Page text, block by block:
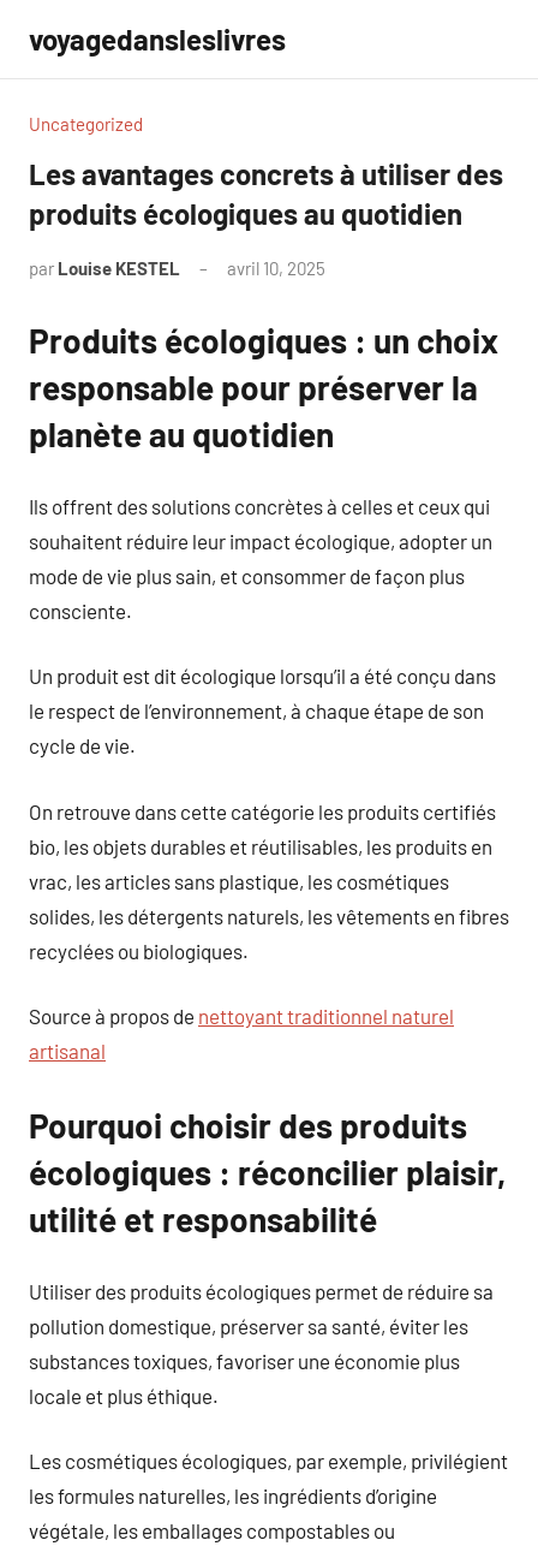
contenu
voyagedansleslivres
Uncategorized
Les avantages concrets à utiliser des
produits écologiques au quotidien
par Louise KESTEL avril 10, 2025
Produits écologiques : un choix
responsable pour préserver la
planète au quotidien
Ils offrent des solutions concrètes à celles et ceux qui
souhaitent réduire leur impact écologique, adopter un
mode de vie plus sain, et consommer de façon plus
consciente.
Un produit est dit écologique lorsqu’il a été conçu dans
le respect de l’environnement, à chaque étape de son
cycle de vie.
On retrouve dans cette catégorie les produits certifiés
bio, les objets durables et réutilisables, les produits en
vrac, les articles sans plastique, les cosmétiques
solides, les détergents naturels, les vêtements en fibres
recyclées ou biologiques.
Source à propos de nettoyant traditionnel naturel
artisanal
Pourquoi choisir des produits
écologiques : réconcilier plaisir,
utilité et responsabilité
Utiliser des produits écologiques permet de réduire sa
pollution domestique, préserver sa santé, éviter les
substances toxiques, favoriser une économie plus
locale et plus éthique.
Les cosmétiques écologiques, par exemple, privilégient
les formules naturelles, les ingrédients d’origine
végétale, les emballages compostables ou